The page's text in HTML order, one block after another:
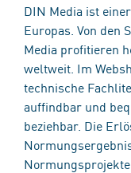
DIN Media ist
Europas. Von den
Media profitieren
weltweit. Im
technische
auffindbar und
beziehbar. Die